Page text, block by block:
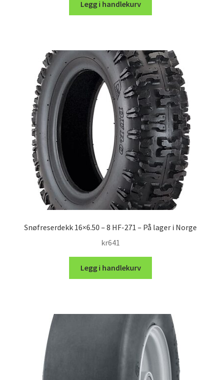
Legg i handlekurv
Snøfreserdekk 16×6.50 – 8 HF-271 – På lager i Norge
kr641
Legg i handlekurv